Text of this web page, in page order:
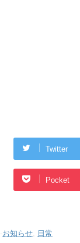
Twitter
Pocket
-お知らせ, 日常